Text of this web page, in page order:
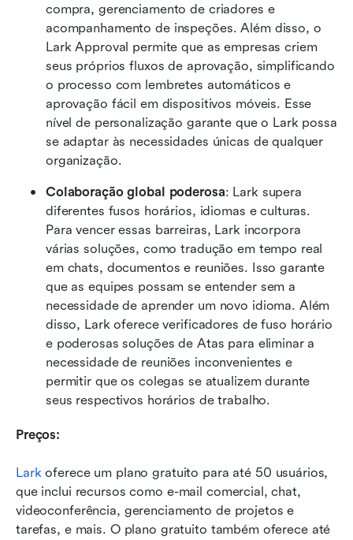
compra, gerenciamento de criadores e
acompanhamento de inspeções. Além disso, o
Lark Approval permite que as empresas criem
seus próprios fluxos de aprovação, simplificando
o processo com lembretes automáticos e
aprovação fácil em dispositivos móveis. Esse
nível de personalização garante que o Lark possa
se adaptar às necessidades únicas de qualquer
organização.
Colaboração global poderosa: Lark supera
diferentes fusos horários, idiomas e culturas.
Para vencer essas barreiras, Lark incorpora
várias soluções, como tradução em tempo real
em chats, documentos e reuniões. Isso garante
que as equipes possam se entender sem a
necessidade de aprender um novo idioma. Além
disso, Lark oferece verificadores de fuso horário
e poderosas soluções de Atas para eliminar a
necessidade de reuniões inconvenientes e
permitir que os colegas se atualizem durante
seus respectivos horários de trabalho.
Preços:
Lark oferece um plano gratuito para até 50 usuários,
que inclui recursos como e-mail comercial, chat,
videoconferência, gerenciamento de projetos e
tarefas, e mais. O plano gratuito também oferece até